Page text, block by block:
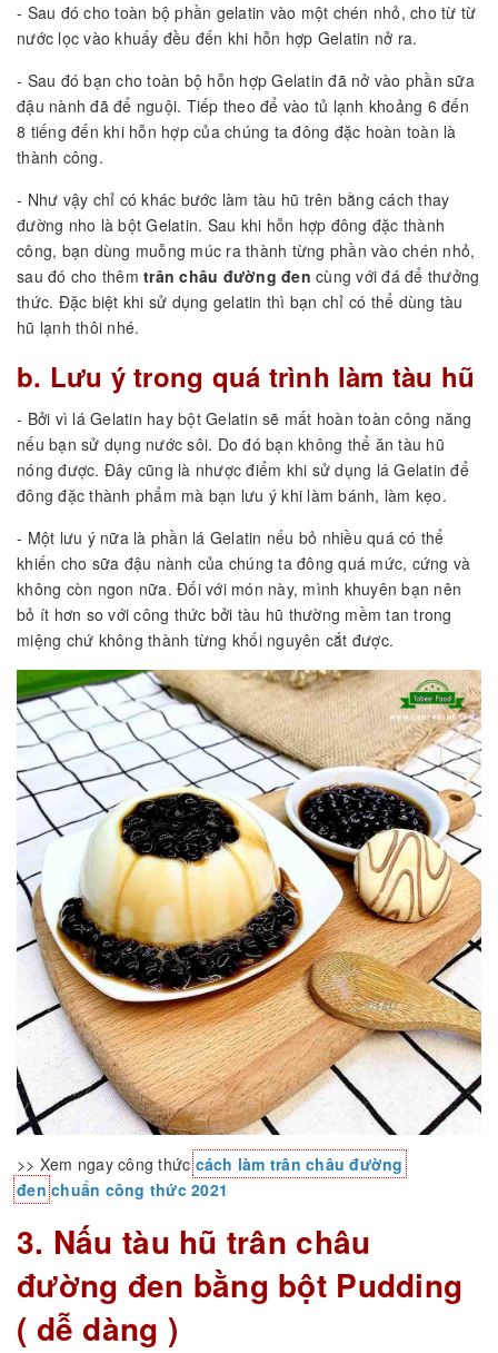
- Sau đó cho toàn bộ phần gelatin vào một chén nhỏ, cho từ từ
nước lọc vào khuấy đều đến khi hỗn hợp Gelatin nở ra.
- Sau đó bạn cho toàn bộ hỗn hợp Gelatin đã nở vào phần sữa
đậu nành đã để nguội. Tiếp theo để vào tủ lạnh khoảng 6 đến
8 tiếng đến khi hỗn hợp của chúng ta đông đặc hoàn toàn là
thành công.
- Như vậy chỉ có khác bước làm tàu hũ trên bằng cách thay
đường nho là bột Gelatin. Sau khi hỗn hợp đông đặc thành
công, bạn dùng muỗng múc ra thành từng phần vào chén nhỏ,
sau đó cho thêm trân châu đường đen cùng với đá để thưởng
thức. Đặc biệt khi sử dụng gelatin thì bạn chỉ có thể dùng tàu
hũ lạnh thôi nhé.
b. Lưu ý trong quá trình làm tàu hũ
- Bởi vì lá Gelatin hay bột Gelatin sẽ mất hoàn toàn công năng
nếu bạn sử dụng nước sôi. Do đó bạn không thể ăn tàu hũ
nóng được. Đây cũng là nhược điểm khi sử dụng lá Gelatin để
đông đặc thành phẩm mà bạn lưu ý khi làm bánh, làm kẹo.
- Một lưu ý nữa là phần lá Gelatin nếu bỏ nhiều quá có thể
khiến cho sữa đậu nành của chúng ta đông quá mức, cứng và
không còn ngon nữa. Đối với món này, mình khuyên bạn nên
bỏ ít hơn so với công thức bởi tàu hũ thường mềm tan trong
miệng chứ không thành từng khối nguyên cắt được.
>> Xem ngay công thứccách làm trân châu đường
đenchuẩn công thức 2021
3. Nấu tàu hũ trân châu
đường đen bằng bột Pudding
( dễ dàng )